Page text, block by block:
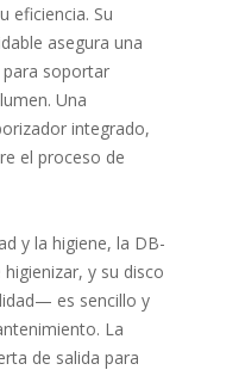
eficiencia. Su
asegura una
para soportar
Una
integrado,
el proceso de
y la higiene, la DB-
y su disco
es sencillo y
La
de salida para